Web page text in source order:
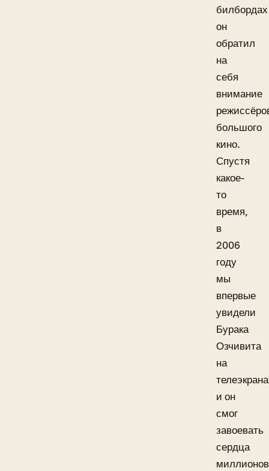
билбордах
он
обратил
на
себя
внимание
большого
кино.
Спустя
какое-
то
время,
в
2006
году
мы
впервые
увидели
Бурака
Озчивита
на
и он
смог
завоевать
сердца
миллионов